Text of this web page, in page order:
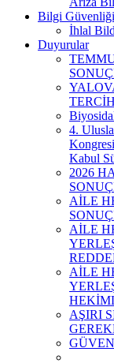
Bilgi Güvenliği
İhlal
Duyurular
4.
Kabul
2026
AİLE
AİLE
AİLE
AŞIRI